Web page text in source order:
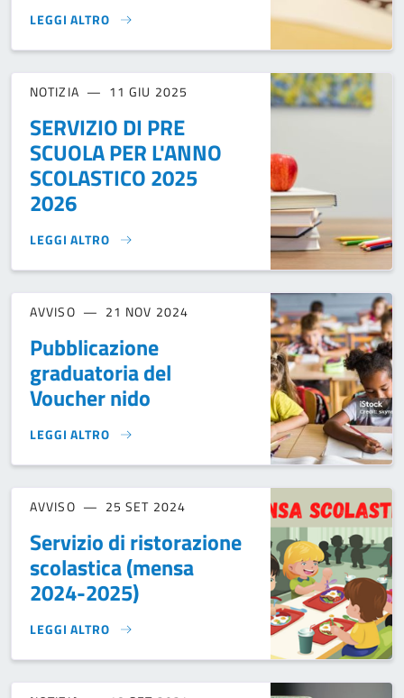
LEGGI ALTRO
VOUCHER 2025 PER LA FREQUENZA DEI SERVIZI ALLA
NOTIZIA 11 GIU 2025
SERVIZIO DI PRE
SCUOLA PER L'ANNO
SCOLASTICO 2025
2026
LEGGI ALTRO
SERVIZIO DI PRE SCUOLA PER L'ANNO SCOLASTICO 2025
AVVISO 21 NOV 2024
Pubblicazione
graduatoria del
Voucher nido
LEGGI ALTRO
PUBBLICAZIONE GRADUATORIA DEL VOUCHER NIDO}
AVVISO 25 SET 2024
Servizio di ristorazione
scolastica (mensa
2024-2025)
LEGGI ALTRO
SERVIZIO DI RISTORAZIONE SCOLASTICA (MENSA 2024-